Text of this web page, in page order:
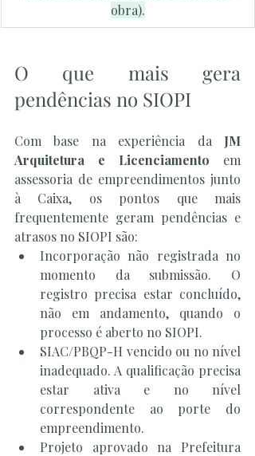
obra).
O que mais gera
pendências no SIOPI
Com base na experiência da JM
Arquitetura e Licenciamento em
assessoria de empreendimentos junto
à Caixa, os pontos que mais
frequentemente geram pendências e
atrasos no SIOPI são:
Incorporação não registrada no
momento da submissão. O
registro precisa estar concluído,
não em andamento, quando o
processo é aberto no SIOPI.
SIAC/PBQP-H vencido ou no nível
inadequado. A qualificação precisa
estar ativa e no nível
correspondente ao porte do
empreendimento.
Projeto aprovado na Prefeitura